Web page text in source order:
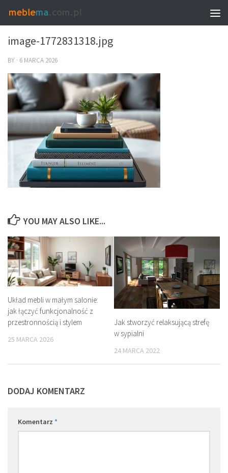
0
image-1772831318.jpg
BY · 6 MARCA 2026
YOU MAY ALSO LIKE...
Układ mebli w małym salonie:
jak łączyć funkcjonalność z
przestronnością i stylem
25 MARCA 2026
Jak stworzyć relaksującą strefę
w sypialni
24 MARCA 2022
DODAJ KOMENTARZ
Komentarz *